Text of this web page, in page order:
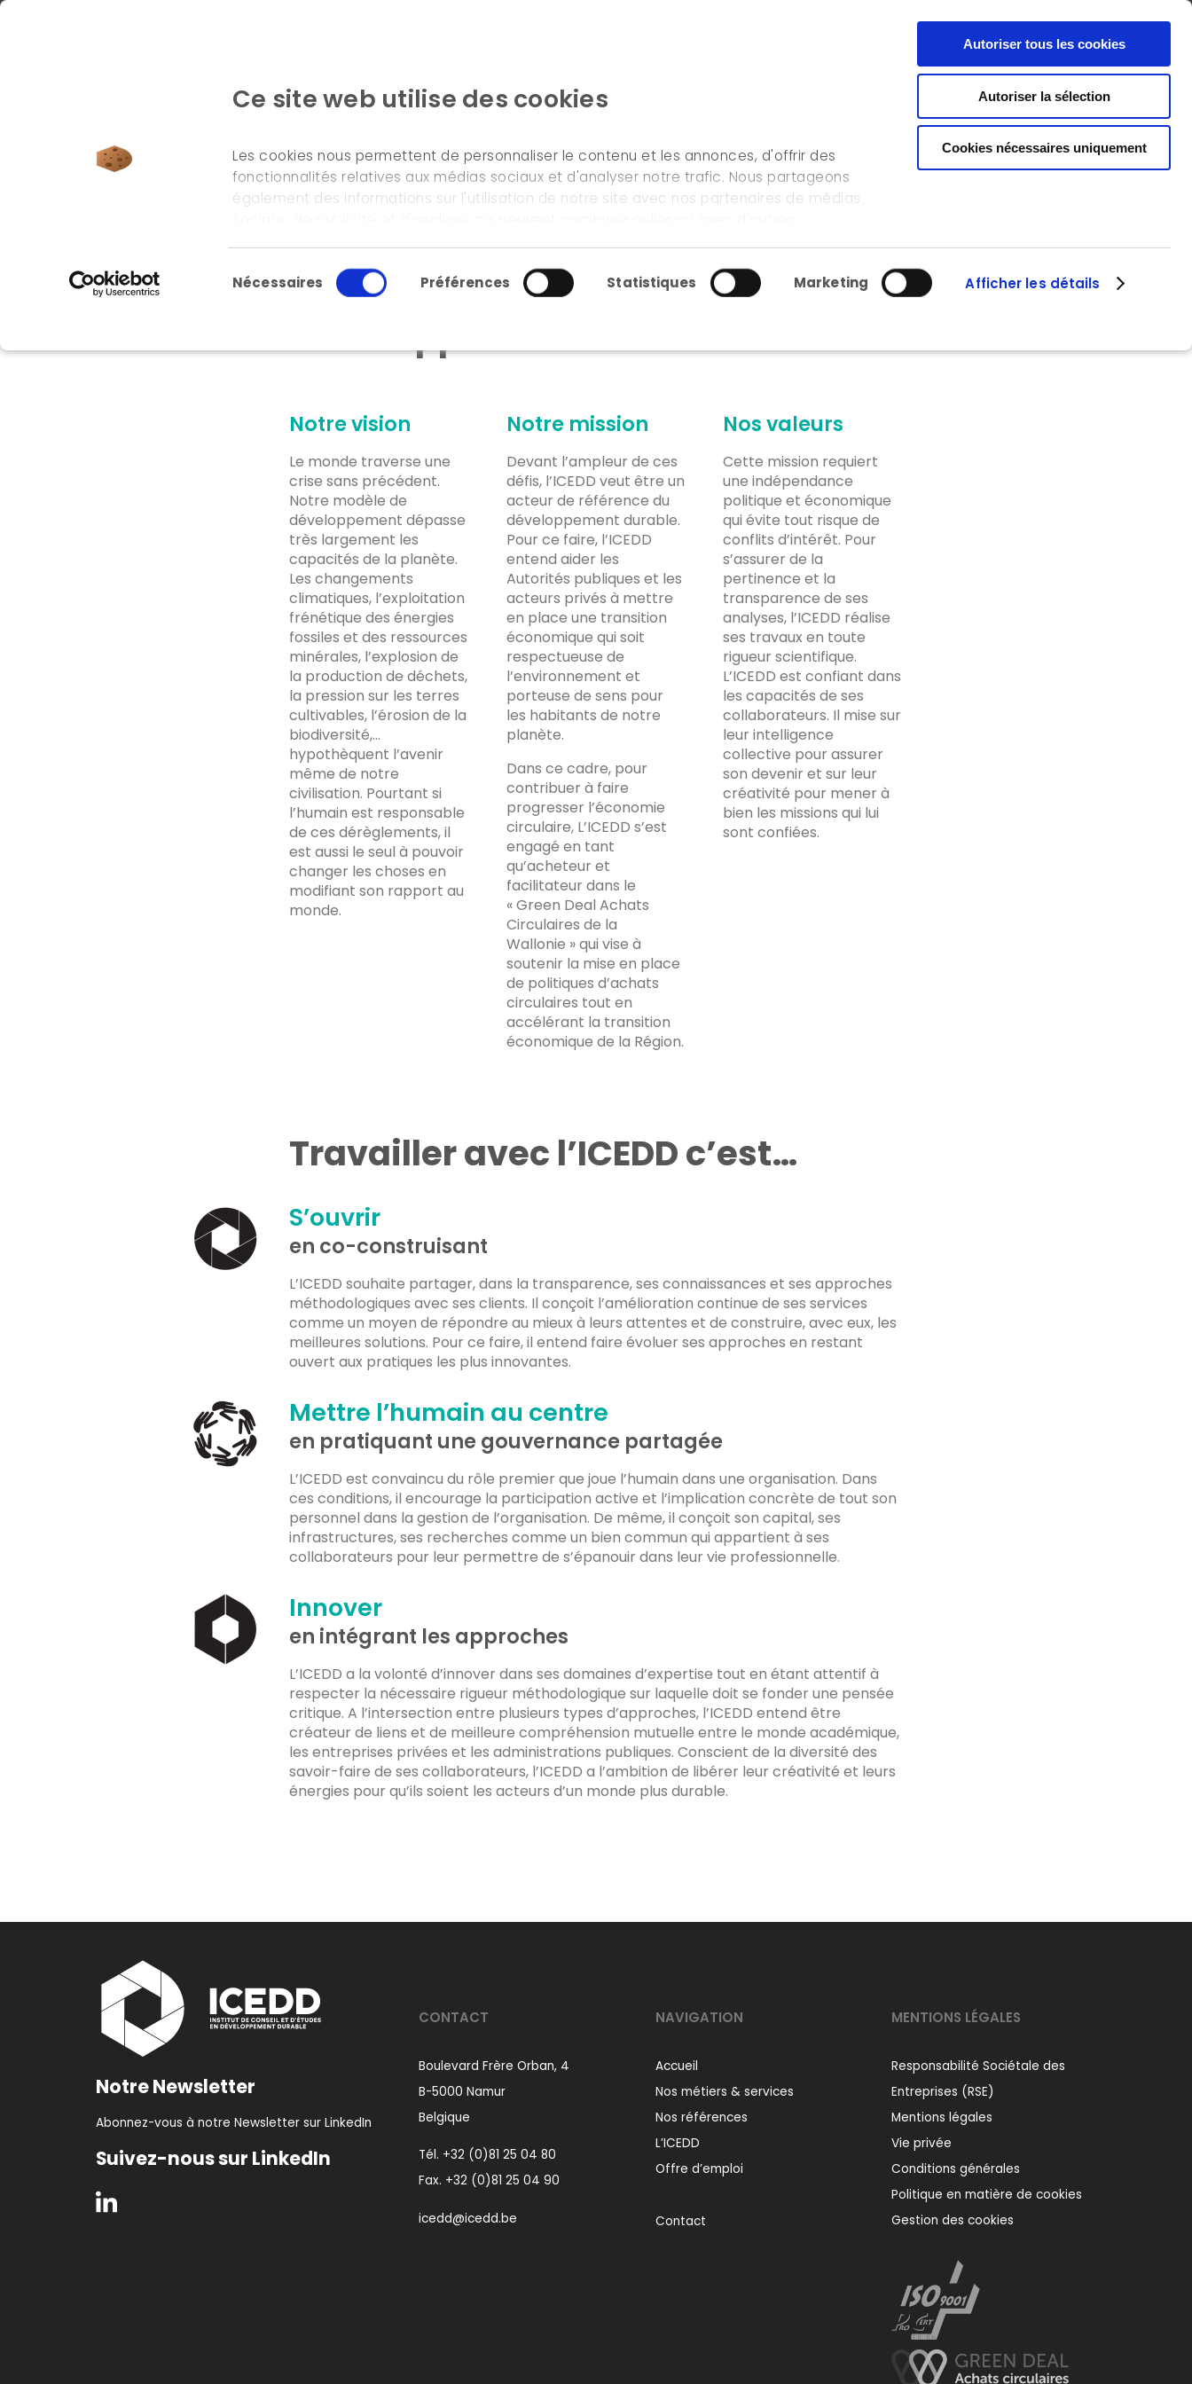
Ce site web utilise des cookies
Les cookies nous permettent de personnaliser le contenu et les annonces, d'offrir des
fonctionnalités relatives aux médias sociaux et d'analyser notre trafic. Nous partageons
également des informations sur l'utilisation de notre site avec nos partenaires de médias
Sélection du consentement
Nécessaires Préférences Statistiques Marketing Afficher les détails
Autoriser tous les cookies
Autoriser la sélection
Cookies nécessaires uniquement
L’ICEDD OFFRE D’EMPLOI
Notre approche
Notre vision
Le monde traverse une
crise sans précédent.
Notre modèle de
développement dépasse
très largement les
capacités de la planète.
Les changements
climatiques, l’exploitation
frénétique des énergies
fossiles et des ressources
minérales, l’explosion de
la production de déchets,
la pression sur les terres
cultivables, l’érosion de la
biodiversité,…
hypothèquent l’avenir
même de notre
civilisation. Pourtant si
l’humain est responsable
de ces dérèglements, il
est aussi le seul à pouvoir
changer les choses en
modifiant son rapport au
monde.
Notre mission
Devant l’ampleur de ces
défis, l’ICEDD veut être un
acteur de référence du
développement durable.
Pour ce faire, l’ICEDD
entend aider les
Autorités publiques et les
acteurs privés à mettre
en place une transition
économique qui soit
respectueuse de
l’environnement et
porteuse de sens pour
les habitants de notre
planète.
Dans ce cadre, pour
contribuer à faire
progresser l’économie
circulaire, L’ICEDD s’est
engagé en tant
qu’acheteur et
facilitateur dans le
« Green Deal Achats
Circulaires de la
Wallonie » qui vise à
soutenir la mise en place
de politiques d’achats
circulaires tout en
accélérant la transition
économique de la Région.
Nos valeurs
Cette mission requiert
une indépendance
politique et économique
qui évite tout risque de
conflits d’intérêt. Pour
s’assurer de la
pertinence et la
transparence de ses
analyses, l’ICEDD réalise
ses travaux en toute
rigueur scientifique.
L’ICEDD est confiant dans
les capacités de ses
collaborateurs. Il mise sur
leur intelligence
collective pour assurer
son devenir et sur leur
créativité pour mener à
bien les missions qui lui
sont confiées.
Travailler avec l’ICEDD c’est…
S’ouvrir
en co-construisant
L’ICEDD souhaite partager, dans la transparence, ses connaissances et ses approches
méthodologiques avec ses clients. Il conçoit l’amélioration continue de ses services
comme un moyen de répondre au mieux à leurs attentes et de construire, avec eux, les
meilleures solutions. Pour ce faire, il entend faire évoluer ses approches en restant
ouvert aux pratiques les plus innovantes.
Mettre l’humain au centre
en pratiquant une gouvernance partagée
L’ICEDD est convaincu du rôle premier que joue l’humain dans une organisation. Dans
ces conditions, il encourage la participation active et l’implication concrète de tout son
personnel dans la gestion de l’organisation. De même, il conçoit son capital, ses
infrastructures, ses recherches comme un bien commun qui appartient à ses
collaborateurs pour leur permettre de s’épanouir dans leur vie professionnelle.
Innover
en intégrant les approches
L’ICEDD a la volonté d’innover dans ses domaines d’expertise tout en étant attentif à
respecter la nécessaire rigueur méthodologique sur laquelle doit se fonder une pensée
critique. A l’intersection entre plusieurs types d’approches, l’ICEDD entend être
créateur de liens et de meilleure compréhension mutuelle entre le monde académique,
les entreprises privées et les administrations publiques. Conscient de la diversité des
savoir-faire de ses collaborateurs, l’ICEDD a l’ambition de libérer leur créativité et leurs
énergies pour qu’ils soient les acteurs d’un monde plus durable.
Notre Newsletter
Abonnez-vous à notre Newsletter sur LinkedIn
Suivez-nous sur LinkedIn
CONTACT
Boulevard Frère Orban, 4
B-5000 Namur
Belgique
Tél. +32 (0)81 25 04 80
Fax. +32 (0)81 25 04 90
icedd@icedd.be
NAVIGATION
Accueil
Nos métiers & services
Nos références
L’ICEDD
Offre d’emploi
Contact
MENTIONS LÉGALES
Responsabilité Sociétale des
Entreprises (RSE)
Mentions légales
Vie privée
Conditions générales
Politique en matière de cookies
Gestion des cookies